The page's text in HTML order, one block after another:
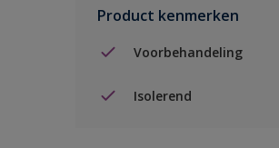
Product kenmerken
Voorbehandeling
Isolerend